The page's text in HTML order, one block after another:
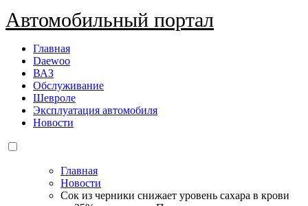
Автомобильный портал
Главная
Daewoo
ВАЗ
Обслуживание
Шевроле
Эксплуатация автомобиля
Новости
Главная
Новости
Сок из черники снижает уровень сахара в крови